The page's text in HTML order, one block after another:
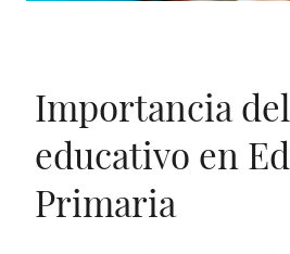
Importancia
educativo en
Primaria